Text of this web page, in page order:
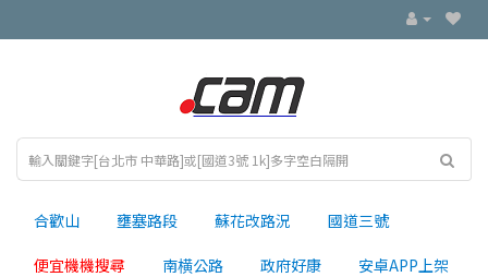
合歡山 壅塞路段 蘇花改路況 國道三號
便宜機機搜尋 南横公路 政府好康 安卓APP上架